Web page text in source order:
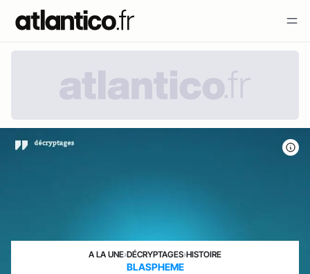
A LA UNE›DÉCRYPTAGES›HISTOIRE
BLASPHEME